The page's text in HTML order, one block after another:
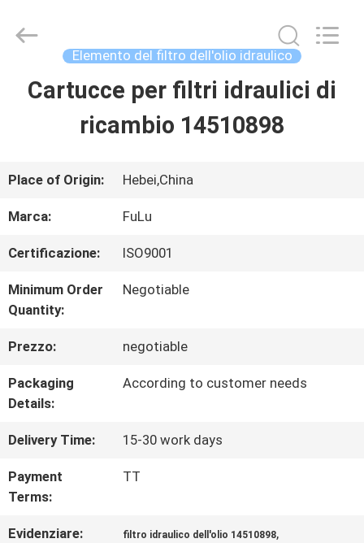
CASA
VIDEO
NOI
DELLA
FABBRICA
CONTROLLO
DI
Reserved.
Developed
Elemento del filtro dell'olio idraulico
Cartucce per filtri idraulici di
ricambio 14510898
Place of Origin: Hebei,China
Marca: FuLu
Certificazione: ISO9001
Minimum Order
Quantity:
Negotiable
Prezzo: negotiable
Packaging
Details:
According to customer needs
Delivery Time: 15-30 work days
Payment
Terms:
TT
Evidenziare: filtro idraulico dell'olio 14510898,